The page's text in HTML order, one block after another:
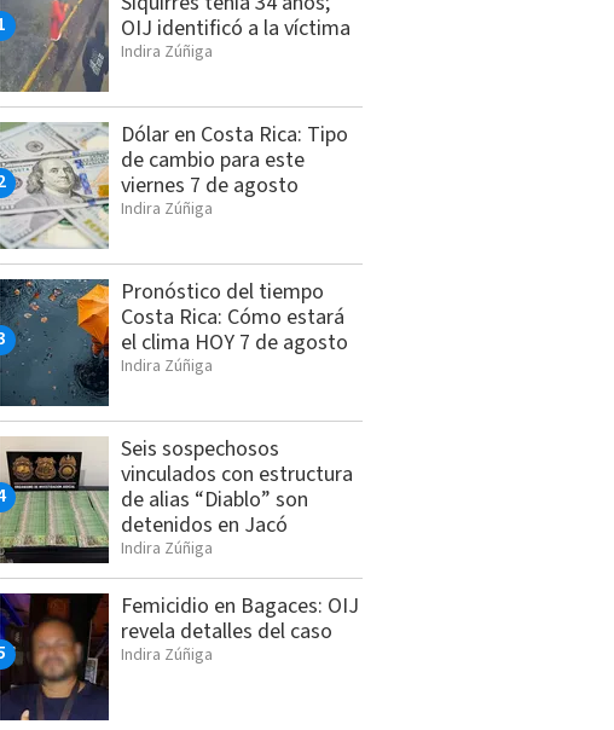
OIJ identificó a la víctima
Indira Zúñiga
Dólar en Costa Rica: Tipo
de cambio para este
viernes 7 de agosto
Indira Zúñiga
Pronóstico del tiempo
Costa Rica: Cómo estará
el clima HOY 7 de agosto
Indira Zúñiga
Seis sospechosos
vinculados con estructura
de alias “Diablo” son
detenidos en Jacó
Indira Zúñiga
Femicidio en Bagaces: OIJ
revela detalles del caso
Indira Zúñiga